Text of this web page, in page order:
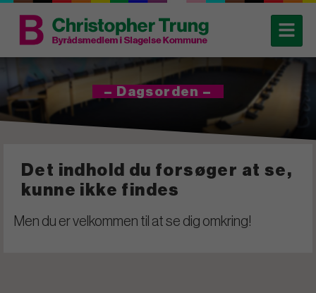
– Dagsorden –
Det indhold du forsøger at se,
kunne ikke findes
Men du er velkommen til at se dig omkring!